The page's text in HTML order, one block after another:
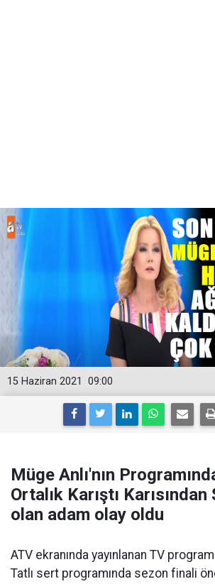
09:00
15 Haziran 2021
Müge Anlı'nın
Ortalık Karıştı
olan adam olay oldu
ATV ekranında yayınlanan TV
Tatlı sert programında sezon finali